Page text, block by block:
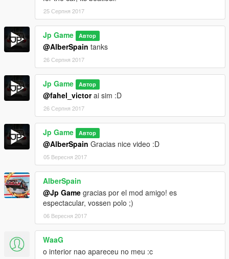
25 Серпня 2017
Jp Game Автор
@AlberSpain tanks
26 Серпня 2017
Jp Game Автор
@fahel_victorai sim :D
26 Серпня 2017
Jp Game Автор
@AlberSpain Gracias nice video :D
05 Вересня 2017
AlberSpain
@Jp Game gracias por el mod amigo! es
espectacular, vossen polo ;)
06 Вересня 2017
WaaG
o interior nao apareceu no meu :c